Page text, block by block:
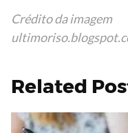
Crédito da imagem
Related